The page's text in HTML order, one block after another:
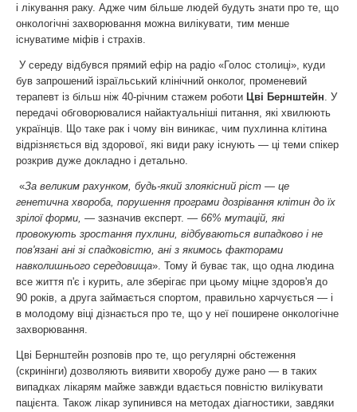
і лікування раку. Адже чим більше людей будуть знати про те, що
онкологічні захворювання можна вилікувати, тим менше
існуватиме міфів і страхів.
У середу відбувся прямий ефір на радіо «Голос столиці», куди
був запрошений ізраїльський клінічний онколог, променевий
терапевт із більш ніж 40-річним стажем роботи Цві Бернштейн. У
передачі обговорювалися найактуальніші питання, які хвилюють
українців. Що таке рак і чому він виникає, чим пухлинна клітина
відрізняється від здорової, які види раку існують — ці теми спікер
розкрив дуже докладно і детально.
«За великим рахунком, будь-який злоякісний ріст — це
генетична хвороба, порушення програми дозрівання клітин до їх
зрілої форми, — зазначив експерт. — 66% мутацій, які
провокують зростання пухлини, відбуваються випадково і не
пов'язані ані зі спадковістю, ані з якимось факторами
навколишнього середовища». Тому й буває так, що одна людина
все життя п'є і курить, але зберігає при цьому міцне здоров'я до
90 років, а друга займається спортом, правильно харчується — і
в молодому віці дізнається про те, що у неї поширене онкологічне
захворювання.
Цві Бернштейн розповів про те, що регулярні обстеження
(скринінги) дозволяють виявити хворобу дуже рано — в таких
випадках лікарям майже завжди вдається повністю вилікувати
пацієнта. Також лікар зупинився на методах діагностики, завдяки